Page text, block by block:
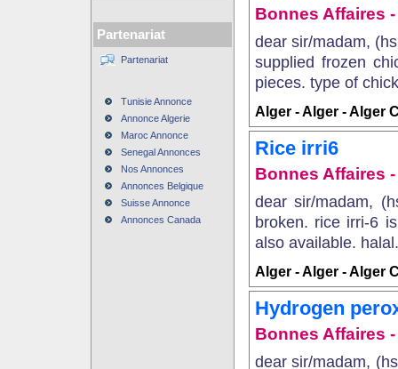
Partenariat
Partenariat
Tunisie Annonce
Annonce Algerie
Maroc Annonce
Senegal Annonces
Nos Annonces
Annonces Belgique
Suisse Annonce
Annonces Canada
Bonnes Affaires
dear sir/madam,
supplied frozen
pieces. type of
Alger - Alger - Alger
Rice irri6
Bonnes Affaires
dear sir/madam,
broken. rice irri-6
also available.
Alger - Alger - Alger
Hydrogen
Bonnes Affaires
dear sir/madam,